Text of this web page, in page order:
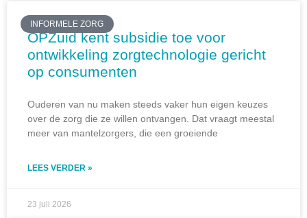
INFORMELE ZORG
OPZuid kent subsidie toe voor
ontwikkeling zorgtechnologie gericht
op consumenten
Ouderen van nu maken steeds vaker hun eigen keuzes
over de zorg die ze willen ontvangen. Dat vraagt meestal
meer van mantelzorgers, die een groeiende
LEES VERDER »
23 juli 2026